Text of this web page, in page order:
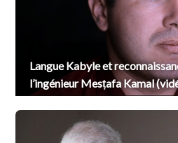
Langue Kabyle et
l’ingénieur Mesṭafa Kamal